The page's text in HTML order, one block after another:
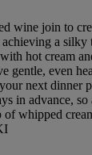
wine join to
a
hot cream
gentle, even
next dinner
in advance,
whipped